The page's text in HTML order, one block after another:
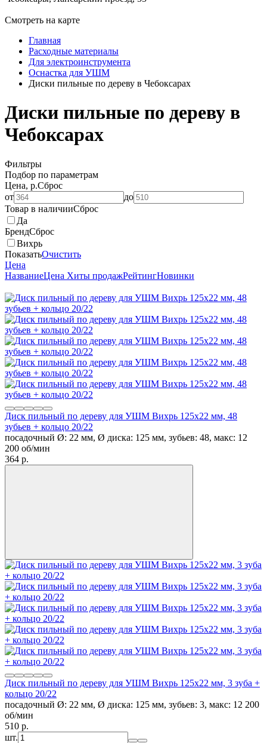
Смотреть на карте
Главная
Расходные материалы
Для электроинструмента
Оснастка для УШМ
Диски пильные по дереву в Чебоксарах
Диски пильные по дереву в
Чебоксарах
Фильтры
Подбор по параметрам
Цена, р.Сброс
от
до
Товар в наличииСброс
Да
БрендСброс
Вихрь
ПоказатьОчистить
Цена
НазваниеЦена Хиты продажРейтингНовинки
Диск пильный по дереву для УШМ Вихрь 125х22 мм, 48
зубьев + кольцо 20/22
посадочный Ø: 22 мм, Ø диска: 125 мм, зубьев: 48, макс: 12
200 об/мин
364 p.
Диск пильный по дереву для УШМ Вихрь 125х22 мм, 3 зуба +
кольцо 20/22
посадочный Ø: 22 мм, Ø диска: 125 мм, зубьев: 3, макс: 12 200
об/мин
510 p.
шт.